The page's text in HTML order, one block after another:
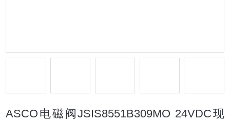
ASCO电磁阀JSIS8551B309MO 24VDC现